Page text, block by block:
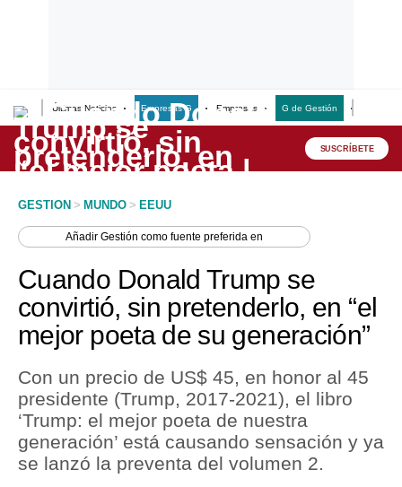
Últimas Noticias Empresas G Empresas G de Gestión
Lo último
Peru Quiosco
Economía
Mercados
Política
Tu Dinero
Finanzas Personales
SUSCRÍBETE
GESTION > MUNDO > EEUU
AñadirGestión como fuente preferida en
Cuando Donald Trump se
convirtió, sin pretenderlo, en “el
mejor poeta de su generación”
Con un precio de US$ 45, en honor al 45
presidente (Trump, 2017-2021), el libro
‘Trump: el mejor poeta de nuestra
generación’ está causando sensación y ya
se lanzó la preventa del volumen 2.